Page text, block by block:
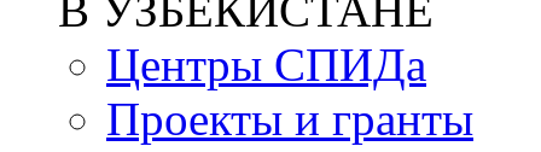
Центры СПИДа
Проекты и гранты